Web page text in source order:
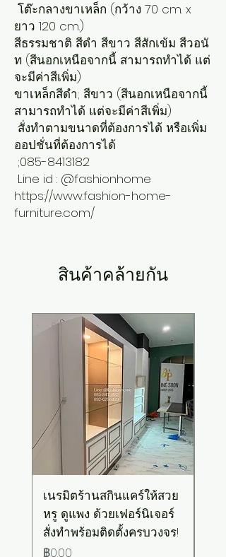
โต๊ะกลางขาเหล็ก (กว้าง 70 cm. x
ยาว 120 cm.)
สีธรรมชาติ สีดำ สีขาว สีสักเข้ม สีวอนั
ท (สีนอกเหนือจากนี้ สามารถทำได้ แต่
จะมีค่าสีเพิ่ม)
ขาเหล็กสีดำ; สีขาว (สีนอกเหนือจากนี้
สามารถทำได้ แต่จะมีค่าสีเพิ่ม)
สั่งทำตามขนาดที่ต้องการได้ หรือเพิ่ม
ออปชั่นที่ต้องการได้
;085-8413182
Line id : @fashionhome
https://www.fashion-home-
furniture.com/
สินค้าคล้ายกัน
เนรมิตร้านสกินแคร์ให้สวย
หรู ดูแพง ด้วยเฟอร์นิเจอร์
สั่งทำพร้อมติดตั้งครบวงจร!
ราคา
฿0.00